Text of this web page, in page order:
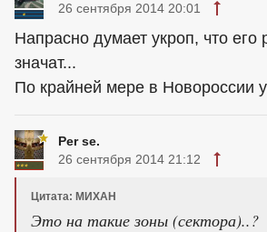
26 сентября 2014 20:01
Напрасно думает укроп, что его
значат...
По крайней мере в Новороссии
Per se.
26 сентября 2014 21:12
Цитата: МИХАН
Это на такие зоны (сектора)..?